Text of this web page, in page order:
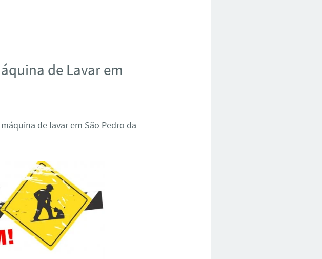
de Lavar em
de lavar em São Pedro da